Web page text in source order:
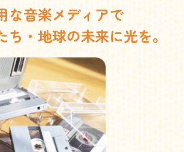
な音楽メディアで
ち・地球の未来に光を。